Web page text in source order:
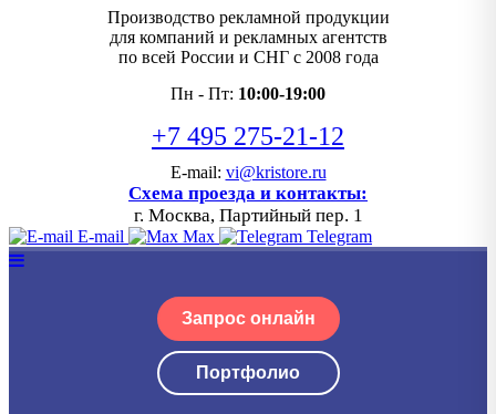
Производство рекламной продукции
для компаний и рекламных агентств
по всей России и СНГ с 2008 года
Пн - Пт: 10:00-19:00
+7 495 275-21-12
E-mail: vi@kristore.ru
Схема проезда и контакты:
г. Москва, Партийный пер. 1
E-mail Max Telegram
Запрос онлайн
Портфолио